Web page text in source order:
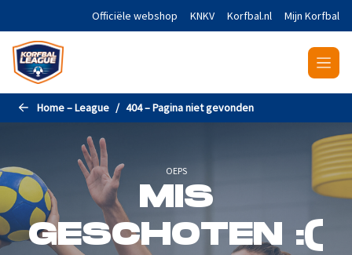
Naar de hoofdinhoud gaanOfficiële webshop KNKV Korfbal.nl Mijn Korfbal
Home – League 404 – Pagina niet gevonden
OEPS
MIS
GESCHOTEN :(